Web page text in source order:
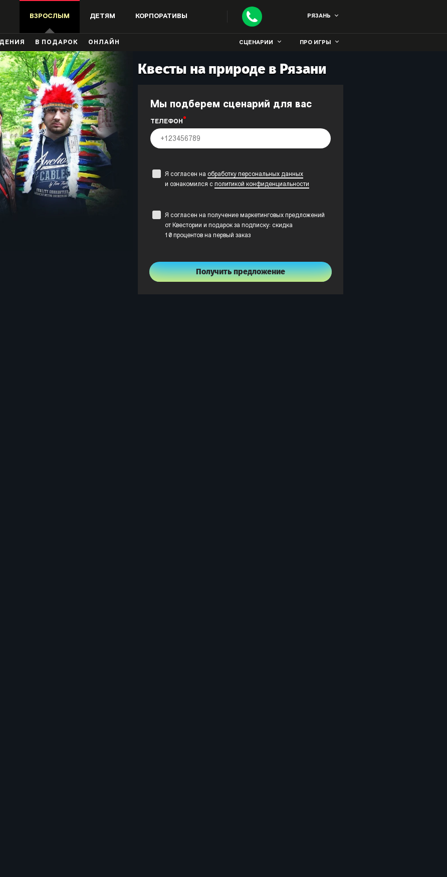
ВЗРОСЛЫМ ДЕТЯМ КОРПОРАТИВЫ РЯЗАНЬ
В ПОДАРОК ОНЛАЙН СЦЕНАРИИ ПРО ИГРЫ
Квесты на природе в Рязани
Мы подберем сценарий для вас
ТЕЛЕФОН
Я согласен на обработку персональных данных
и ознакомился с политикой конфиденциальности
Я согласен на получение маркетинговых предложений
от Квестории и подарок за подписку: скидка
10 процентов на первый заказ
Получить предложение